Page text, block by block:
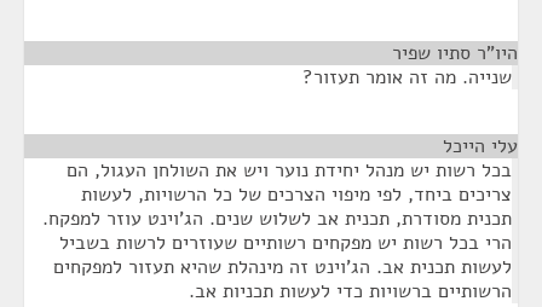
היו"ר סתיו שפיר
שנייה. מה זה אומר תעזור?
עלי הייכל
בכל רשות יש מנהל יחידת נוער ויש את השולחן העגול, הם
צריכים ביחד, לפי מיפוי הצרכים של כל הרשויות, לעשות
תכנית מסודרת, תכנית אב לשלוש שנים. הג'וינט עוזר למפקח.
הרי בכל רשות יש מפקחים רשותיים שעוזרים לרשות בשביל
לעשות תכנית אב. הג'וינט זה מינהלת שהיא תעזור למפקחים
הרשותיים ברשויות כדי לעשות תכניות אב.